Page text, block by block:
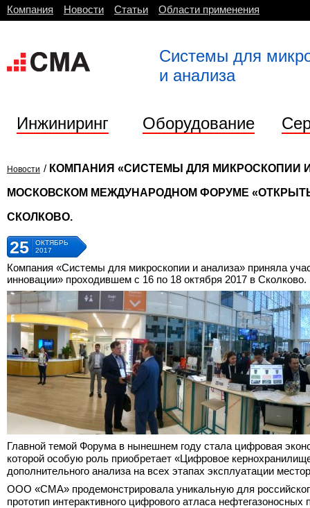
Компания Новости Статьи Области применения
Системы для
и анализа
Инжиниринг Оборудование
Новости / КОМПАНИЯ «СИСТЕМЫ ДЛЯ МИКРОСКОПИИ
МОСКОВСКОМ МЕЖДУНАРОДНОМ ФОРУМЕ
СКОЛКОВО.
25
ОКТЯБРЬ
2017
Компания «Системы для микроскопии и анализа» приняла
инновации» проходившем с 16 по 18 октября 2017 в Сколково.
Главной темой Форума в нынешнем году стала цифровая
которой особую роль приобретает «Цифровое
дополнительного анализа на всех этапах эксплуатации
ООО «СМА» продемонстрировала уникальную для
прототип интерактивного цифрового атласа нефтегазоносных